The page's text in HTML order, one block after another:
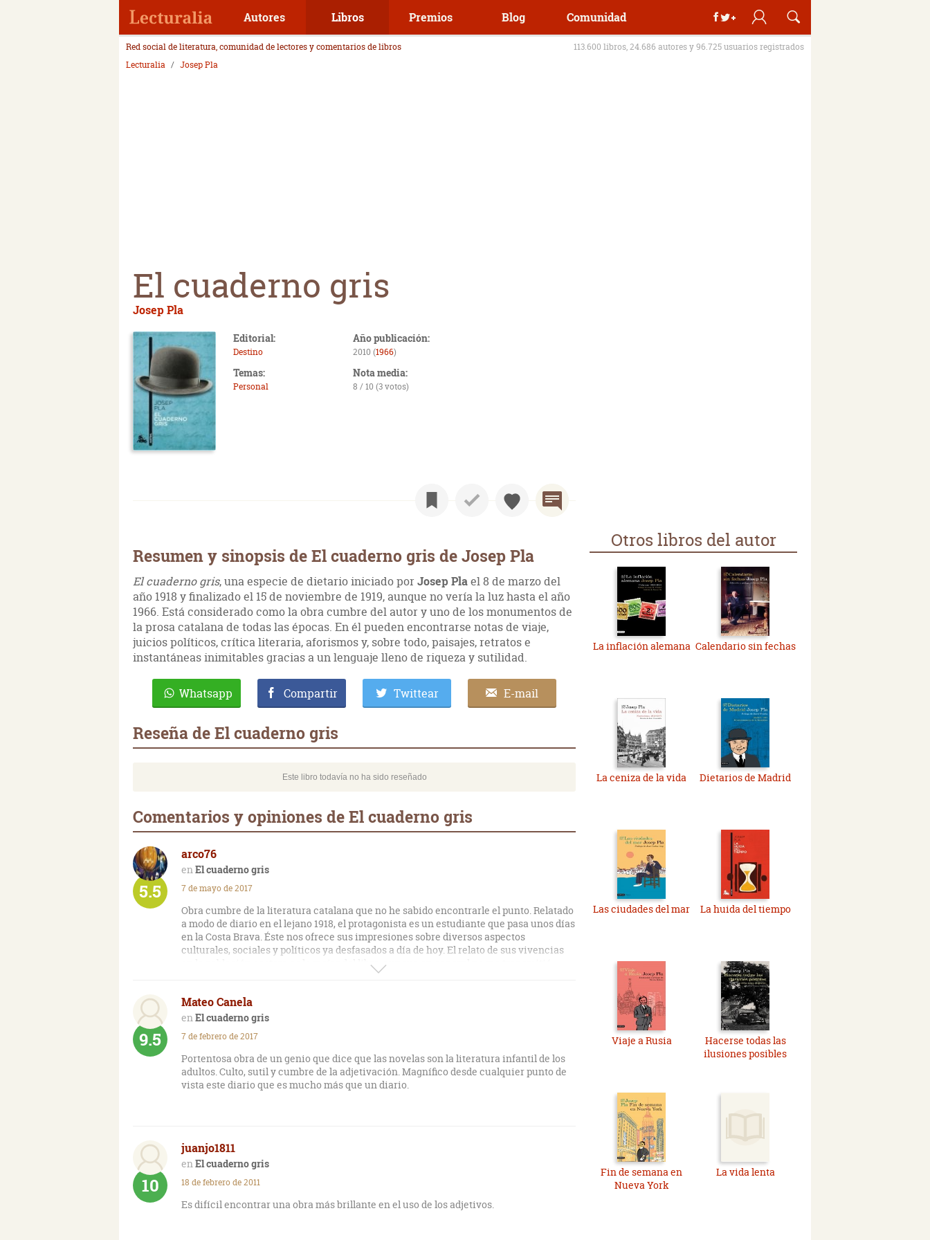
Autores Libros Premios Blog Comunidad
Red social de literatura, comunidad de lectores y comentarios de libros
113.600 libros, 24.686 autores y 96.725 usuarios registrados
Lecturalia
Josep Pla
El cuaderno gris
Josep Pla
Editorial:
Destino
Año publicación:
2010 (1966)
Temas:
Personal
Nota media:
8 / 10 (3 votos)
Resumen y sinopsis de El cuaderno gris de Josep Pla
El cuaderno gris, una especie de dietario iniciado por Josep Plael 8 de marzo del
año 1918 y finalizado el 15 de noviembre de 1919, aunque no vería la luz hasta el año
1966. Está considerado como la obra cumbre del autor y uno de los monumentos de
la prosa catalana de todas las épocas. En él pueden encontrarse notas de viaje,
juicios políticos, crítica literaria, aforismos y, sobre todo, paisajes, retratos e
instantáneas inimitables gracias a un lenguaje lleno de riqueza y sutilidad.
Whatsapp Compartir Twittear E-mail
Reseña de El cuaderno gris
Este libro todavía no ha sido reseñado
Comentarios y opiniones de El cuaderno gris
arco76
El cuaderno gris
5.5 7 de mayo de 2017
Obra cumbre de la literatura catalana que no he sabido encontrarle el punto. Relatado
a modo de diario en el lejano 1918, el protagonista es un estudiante que pasa unos días
en la Costa Brava. Éste nos ofrece sus impresiones sobre diversos aspectos
culturales, sociales y políticos ya desfasados a día de hoy. El relato de sus vivencias
en la población costera es lo mejor del libro, aunque en general no me transmitió
nada. Lectura aburrida y gris, como el propio título ya nos avanza.
Mateo Canela
El cuaderno gris
9.5 7 de febrero de 2017
Portentosa obra de un genio que dice que las novelas son la literatura infantil de los
adultos. Culto, sutil y cumbre de la adjetivación. Magnífico desde cualquier punto de
vista este diario que es mucho más que un diario.
juanjo1811
El cuaderno gris
10 18 de febrero de 2011
Es difícil encontrar una obra más brillante en el uso de los adjetivos.
Otros libros del autor
La inflación alemana Calendario sin fechas
La ceniza de la vida Dietarios de Madrid
Las ciudades del mar La huida del tiempo
Viaje a Rusia
Hacerse todas las
ilusiones posibles
Fin de semana en
Nueva York
La vida lenta